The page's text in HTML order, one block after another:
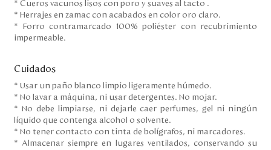
* Cueros vacunos lisos con poro y suaves al tacto .
* Herrajes en zamac con acabados en color oro claro.
* Forro contramarcado 100% poliéster con recubrimiento
impermeable.
Cuidados
* Usar un paño blanco limpio ligeramente húmedo.
* No lavar a máquina, ni usar detergentes. No mojar.
* No debe limpiarse, ni dejarle caer perfumes, gel ni ningún
líquido que contenga alcohol o solvente.
* No tener contacto con tinta de bolígrafos, ni marcadores.
* Almacenar siempre en lugares ventilados, conservando su